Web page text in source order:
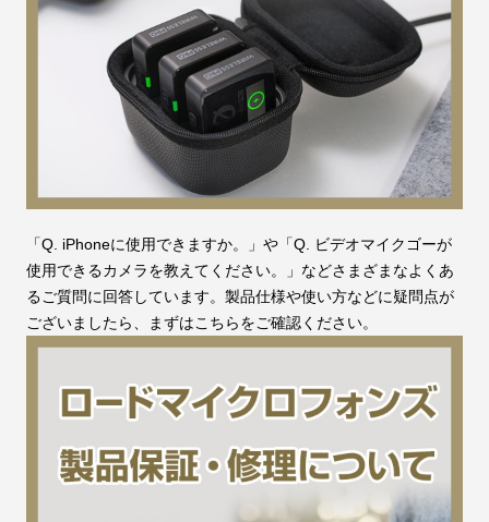
「Q. iPhoneに使用できますか。」や「Q. ビデオマイクゴーが
使用できるカメラを教えてください。」などさまざまなよくあ
るご質問に回答しています。製品仕様や使い方などに疑問点が
ございましたら、まずはこちらをご確認ください。